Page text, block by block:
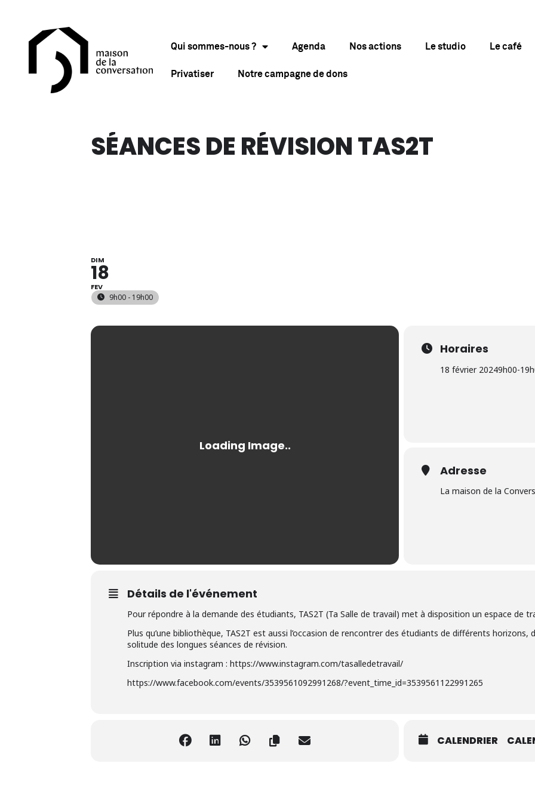
Qui sommes-nous ? Agenda Nos actions Le studio Le café
Privatiser Notre campagne de dons
SÉANCES DE RÉVISION TAS2T
DIM
18
FEV
9h00 - 19h00
Horaires
18 février 20249h00-
Adresse
La maison de la
Détails de l'événement
Pour répondre à la demande des étudiants, TAS2T (Ta Salle de travail) met à disposition un espace de
Plus qu’une bibliothèque, TAS2T est aussi l’occasion de rencontrer des étudiants de différents
solitude des longues séances de révision.
Inscription via instagram : https://www.instagram.com/tasalledetravail/
https://www.facebook.com/events/3539561092991268/?event_time_id=3539561122991265
CALENDRIER